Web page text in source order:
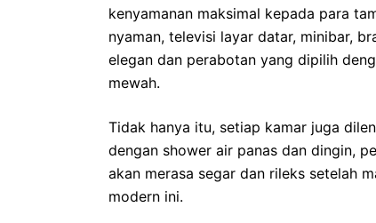
kenyamanan maksimal kepada para
nyaman, televisi layar datar, minibar,
elegan dan perabotan yang dipilih
mewah.
Tidak hanya itu, setiap kamar juga
dengan shower air panas dan dingin,
akan merasa segar dan rileks setelah
modern ini.